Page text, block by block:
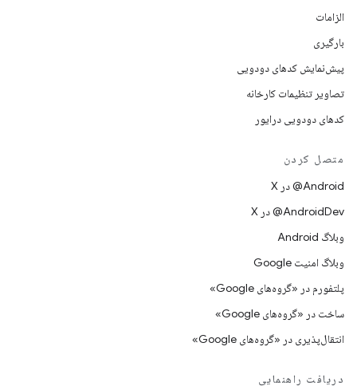
الزامات
بارگیری
پیش‌نمایش کدهای دودویی
تصاویر تنظیمات کارخانه
کدهای دودویی درایور
متصل کردن
‫‎@Android در X
‫‎@AndroidDev در X
وبلاگ Android
وبلاگ امنیت Google
پلتفورم در «گروه‌های Google»
ساخت در «گروه‌های Google»
انتقال‌پذیری در «گروه‌های Google»
دریافت راهنمایی